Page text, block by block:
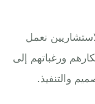
نعمل
ورغباتهم إلى
والتنفيذ.